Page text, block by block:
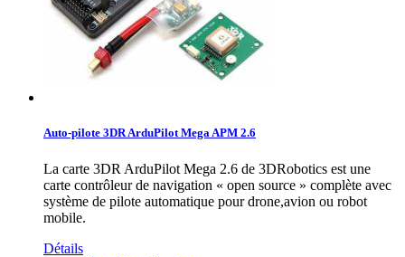
Auto-pilote 3DR ArduPilot Mega APM 2.6
La carte 3DR ArduPilot Mega 2.6 de 3DRobotics est une
carte contrôleur de navigation « open source » complète avec
système de pilote automatique pour drone,avion ou robot
mobile.
Détails